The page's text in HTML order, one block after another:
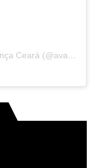
Uma publicação compartilhada por Avança Ceará (@avancaceara)